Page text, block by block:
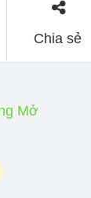
Chia sẻ
Mở